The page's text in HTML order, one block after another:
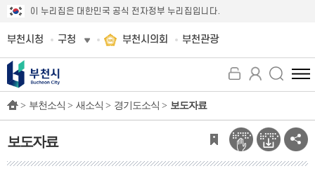
이 누리집은 대한민국 공식 전자정부 누리집입니다.
부천시청 구청 부천시의회 부천관광
전
체
뉴
보
기
> 부천소식 > 새소식 > 경기도소식 > 보도자료
보도자료